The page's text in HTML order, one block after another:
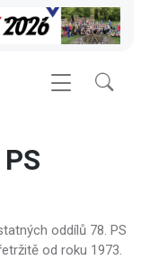
oddílů 78. PS
od roku 1973.